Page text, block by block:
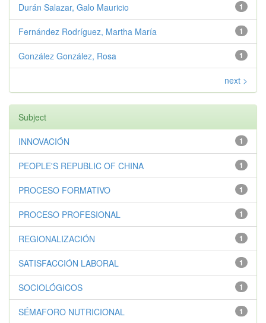
1
Durán Salazar, Galo Mauricio
1
Fernández Rodríguez, Martha María
1
González González, Rosa
next >
Subject
1
INNOVACIÓN
1
PEOPLE'S REPUBLIC OF CHINA
1
PROCESO FORMATIVO
1
PROCESO PROFESIONAL
1
REGIONALIZACIÓN
1
SATISFACCIÓN LABORAL
1
SOCIOLÓGICOS
1
SÉMAFORO NUTRICIONAL